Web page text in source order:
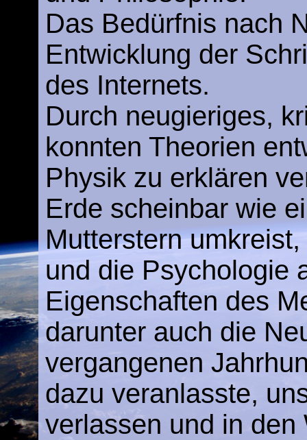
Das Bedürfnis nach
Entwicklung der
des Internets.
Durch neugieriges,
konnten Theorien
Physik zu erklären
Erde scheinbar wie
Mutterstern
und die Psychologie
Eigenschaften des
darunter auch die
vergangenen
dazu veranlasste,
verlassen und in